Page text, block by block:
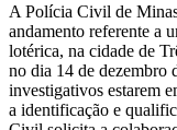
A Polícia Civil de
andamento referente a
lotérica, na cidade de
no dia 14 de dezembro
investigativos estarem
a identificação e